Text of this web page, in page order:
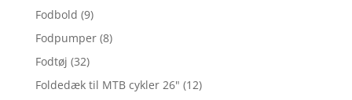
Fodbold (9)
Fodpumper (8)
Fodtøj (32)
Foldedæk til MTB cykler 26" (12)